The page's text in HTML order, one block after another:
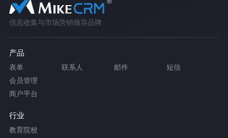
信息收集与市场营销领导品牌
产品
表单 联系人 邮件
短信
会员管理
商户平台
行业
教育院校